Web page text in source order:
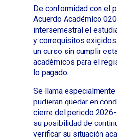
De conformidad con el
Acuerdo Académico
intersemestral el
y correquisitos exigidos
un curso sin cumplir
académicos para el
lo pagado.
Se llama
pudieran quedar en
cierre del periodo
su posibilidad de
verificar su situación